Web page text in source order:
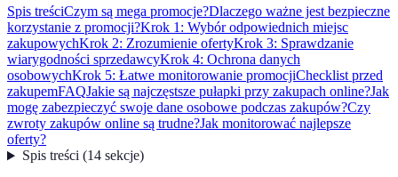
Spis treściCzym są mega promocje?Dlaczego ważne jest bezpieczne
korzystanie z promocji?Krok 1: Wybór odpowiednich miejsc
zakupowychKrok 2: Zrozumienie ofertyKrok 3: Sprawdzanie
wiarygodności sprzedawcyKrok 4: Ochrona danych
osobowychKrok 5: Łatwe monitorowanie promocjiChecklist przed
zakupemFAQJakie są najczęstsze pułapki przy zakupach online?Jak
mogę zabezpieczyć swoje dane osobowe podczas zakupów?Czy
zwroty zakupów online są trudne?Jak monitorować najlepsze
oferty?
Spis treści(14 sekcje)